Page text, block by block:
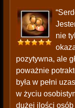
nie
pozytywna, ale
poważnie
była w pełni
w życiu
dużej ilości